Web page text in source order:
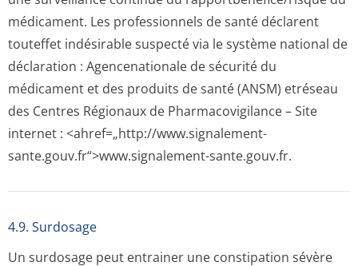
médicament. Les professionnels de santé déclarent
touteffet indésirable suspecté via le système national de
déclaration : Agencenationale de sécurité du
médicament et des produits de santé (ANSM) etréseau
des Centres Régionaux de Pharmacovigilance – Site
internet : <ahref=„http://­www.signalement-
sante.gouv.fr“>www­.signalement-sante.gouv.fr.
4.9. Surdosage
Un surdosage peut entrainer une constipation sévère